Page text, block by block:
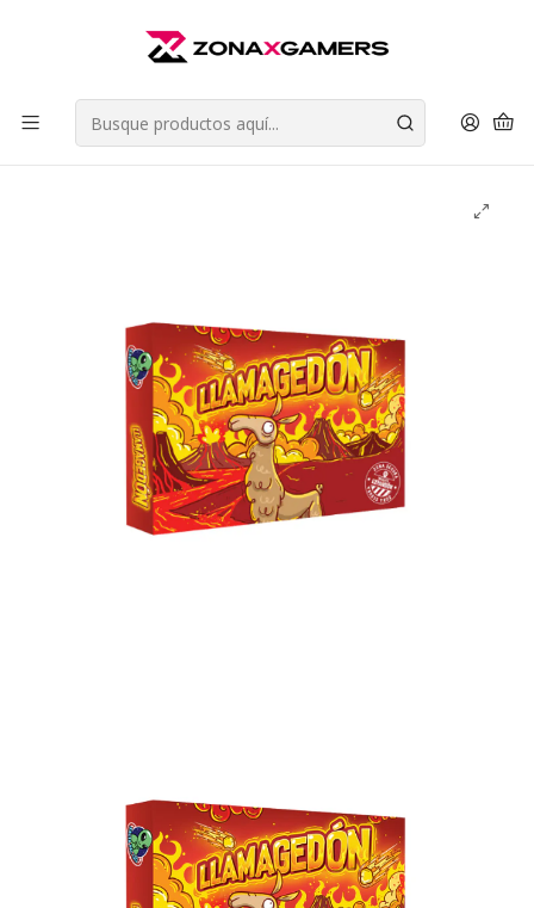
Retiros en Providencia
Leer más
Inicio Juegos de Mesa Juegos de Estrategia Llamagedon